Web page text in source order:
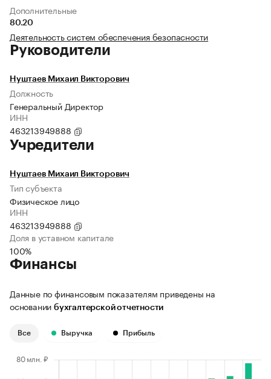
Дополнительные
80.20
Деятельность систем обеспечения безопасности
Руководители
Нуштаев Михаил Викторович
Должность
Генеральный Директор
ИНН
463213949888
Учредители
Нуштаев Михаил Викторович
Тип субъекта
Физическое лицо
ИНН
463213949888
Доля в уставном капитале
100%
Финансы
Данные по финансовым показателям приведены на
основании бухгалтерской отчетности
Все Выручка Прибыль